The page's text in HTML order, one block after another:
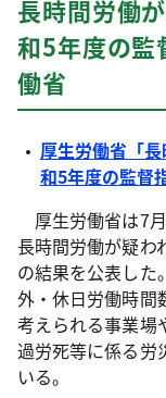
長時間労働
和5年度の監
働省
厚生労働省「
和5年度の監督
厚生労働省は7
長時間労働が疑わ
の結果を公表した
外・休日労働時間
考えられる事業場
過労死等に係る労
いる。